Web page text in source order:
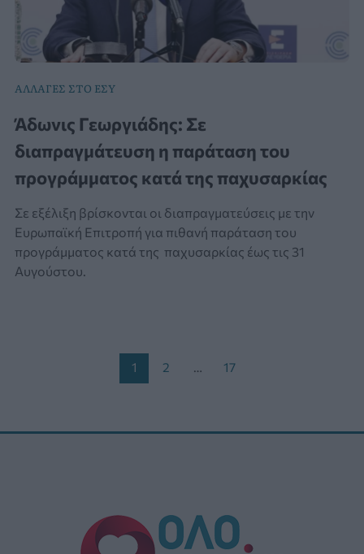
ΑΛΛΑΓΕΣ ΣΤΟ ΕΣΥ
Άδωνις Γεωργιάδης: Σε
διαπραγμάτευση η παράταση του
προγράμματος κατά της παχυσαρκίας
Σε εξέλιξη βρίσκονται οι διαπραγματεύσεις με την
Ευρωπαϊκή Επιτροπή για πιθανή παράταση του
προγράμματος κατά της παχυσαρκίας έως τις 31
Αυγούστου.
1 2 … 17